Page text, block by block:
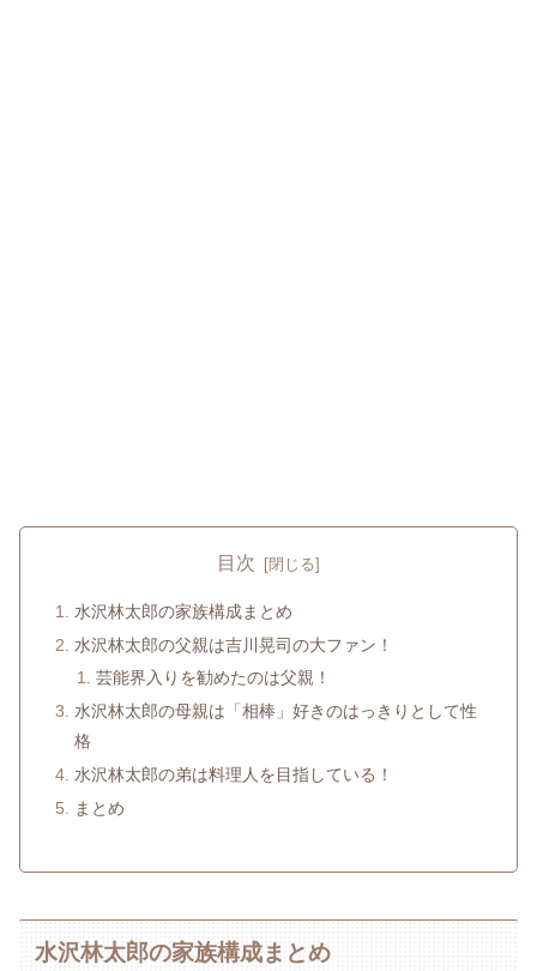
目次
水沢林太郎の家族構成まとめ
水沢林太郎の父親は吉川晃司の大ファン！
芸能界入りを勧めたのは父親！
水沢林太郎の母親は「相棒」好きのはっきりとして性
格
水沢林太郎の弟は料理人を目指している！
まとめ
水沢林太郎の家族構成まとめ